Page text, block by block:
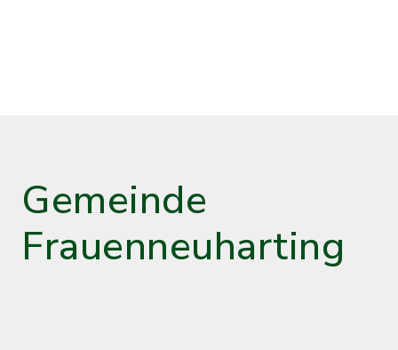
Gemeinde
Frauenneuharting